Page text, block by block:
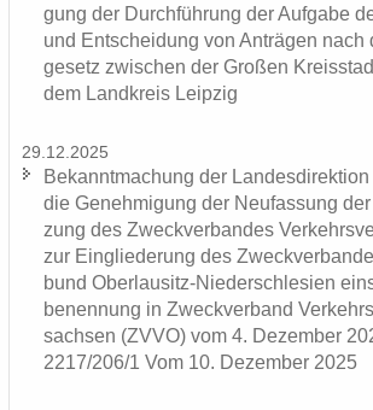
gung der Durch­füh­rung der Auf­ga­be
und Ent­schei­dung von An­trä­gen
ge­setz zwi­schen der Gro­ßen
dem Land­kreis Leip­zig
29.12.2025
Be­kannt­ma­chung der
die Ge­neh­mi­gung der Neu­fas­sung
zung des Zweck­ver­ban­des
zur Ein­glie­de­rung des
bund Oberlausitz-​Niederschlesien
be­nen­nung in Zweck­ver­band
sach­sen (ZVVO) vom 4. De­zem­ber
2217/206/1 Vom 10. De­zem­ber 2025